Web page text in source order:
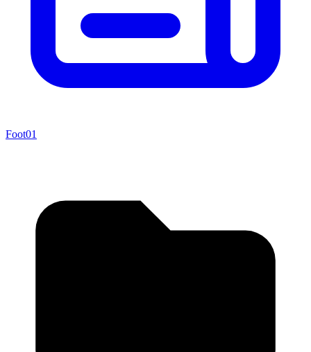
Foot01